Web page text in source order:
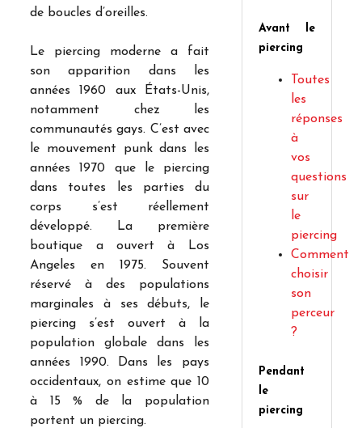
Avant le
piercing
Toutes
les
réponses
à
vos
questions
sur
le
piercing
Comment
choisir
son
perceur
?
Pendant
le
piercing
de boucles d’oreilles.
Le piercing moderne a fait
son apparition dans les
années 1960 aux États-Unis,
notamment chez les
communautés gays. C’est avec
le mouvement punk dans les
années 1970 que le piercing
dans toutes les parties du
corps s’est réellement
développé. La première
boutique a ouvert à Los
Angeles en 1975. Souvent
réservé à des populations
marginales à ses débuts, le
piercing s’est ouvert à la
population globale dans les
années 1990. Dans les pays
occidentaux, on estime que 10
à 15 % de la population
portent un piercing.